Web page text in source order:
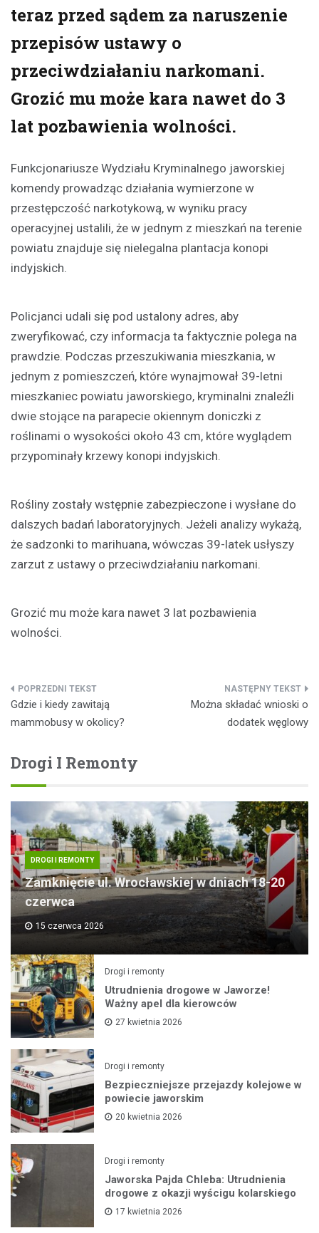
teraz przed sądem za naruszenie
przepisów ustawy o
przeciwdziałaniu narkomani.
Grozić mu może kara nawet do 3
lat pozbawienia wolności.
Funkcjonariusze Wydziału Kryminalnego jaworskiej
komendy prowadząc działania wymierzone w
przestępczość narkotykową, w wyniku pracy
operacyjnej ustalili, że w jednym z mieszkań na terenie
powiatu znajduje się nielegalna plantacja konopi
indyjskich.
Policjanci udali się pod ustalony adres, aby
zweryfikować, czy informacja ta faktycznie polega na
prawdzie. Podczas przeszukiwania mieszkania, w
jednym z pomieszczeń, które wynajmował 39-letni
mieszkaniec powiatu jaworskiego, kryminalni znaleźli
dwie stojące na parapecie okiennym doniczki z
roślinami o wysokości około 43 cm, które wyglądem
przypominały krzewy konopi indyjskich.
Rośliny zostały wstępnie zabezpieczone i wysłane do
dalszych badań laboratoryjnych. Jeżeli analizy wykażą,
że sadzonki to marihuana, wówczas 39-latek usłyszy
zarzut z ustawy o przeciwdziałaniu narkomani.
Grozić mu może kara nawet 3 lat pozbawienia
wolności.
Nawigacja
wpisu
Gdzie i kiedy zawitają
mammobusy w okolicy?
Można składać wnioski o
dodatek węglowy
Drogi I Remonty
DROGI I REMONTY
Zamknięcie ul. Wrocławskiej w dniach 18-20
czerwca
15 czerwca 2026
Drogi i remonty
Utrudnienia drogowe w Jaworze!
Ważny apel dla kierowców
27 kwietnia 2026
Drogi i remonty
Bezpieczniejsze przejazdy kolejowe w
powiecie jaworskim
20 kwietnia 2026
Drogi i remonty
Jaworska Pajda Chleba: Utrudnienia
drogowe z okazji wyścigu kolarskiego
17 kwietnia 2026